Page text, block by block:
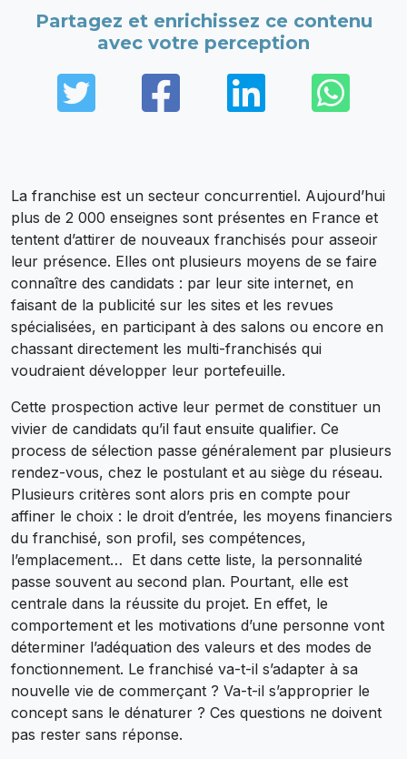
Partagez et enrichissez ce contenu
avec votre perception
TwitterFacebook
LinkedIn
La franchise est un secteur concurrentiel. Aujourd’hui
plus de 2 000 enseignes sont présentes en France et
tentent d’attirer de nouveaux franchisés pour asseoir
leur présence. Elles ont plusieurs moyens de se faire
connaître des candidats : par leur site internet, en
faisant de la publicité sur les sites et les revues
spécialisées, en participant à des salons ou encore en
chassant directement les multi-franchisés qui
voudraient développer leur portefeuille.
Cette prospection active leur permet de constituer un
vivier de candidats qu’il faut ensuite qualifier. Ce
process de sélection passe généralement par plusieurs
rendez-vous, chez le postulant et au siège du réseau.
Plusieurs critères sont alors pris en compte pour
affiner le choix : le droit d’entrée, les moyens financiers
du franchisé, son profil, ses compétences,
l’emplacement… Et dans cette liste, la personnalité
passe souvent au second plan. Pourtant, elle est
centrale dans la réussite du projet. En effet, le
comportement et les motivations d’une personne vont
déterminer l’adéquation des valeurs et des modes de
fonctionnement. Le franchisé va-t-il s’adapter à sa
nouvelle vie de commerçant ? Va-t-il s’approprier le
concept sans le dénaturer ? Ces questions ne doivent
pas rester sans réponse.